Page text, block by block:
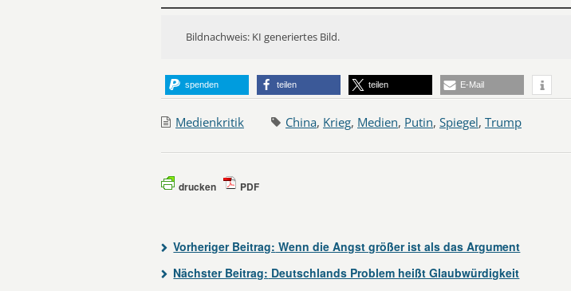
Bildnachweis: KI generiertes Bild.
spenden teilen teilen E-Mail
Medienkritik China, Krieg, Medien, Putin, Spiegel, Trump
drucken PDF
Vorheriger Beitrag: Wenn die Angst größer ist als das Argument
Nächster Beitrag: Deutschlands Problem heißt Glaubwürdigkeit